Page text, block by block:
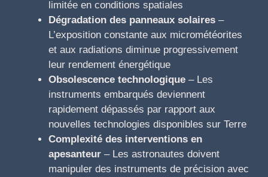
limitée en conditions spatiales
Dégradation des panneaux solaires –
L’exposition constante aux micrométéorites
et aux radiations diminue progressivement
leur rendement énergétique
Obsolescence technologique – Les
instruments embarqués deviennent
rapidement dépassés par rapport aux
nouvelles technologies disponibles sur Terre
Complexité des interventions en
apesanteur – Les astronautes doivent
manipuler des instruments de précision avec